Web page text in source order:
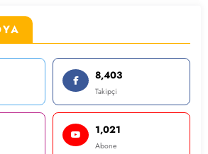
8,403
Takipçi
1,021
Abone